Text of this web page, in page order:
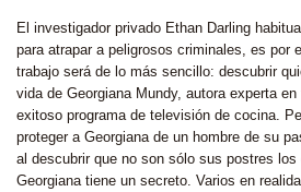
El investigador privado Ethan Darling
para atrapar a peligrosos criminales, es por
trabajo será de lo más sencillo: descubrir
vida de Georgiana Mundy, autora experta
exitoso programa de televisión de cocina.
proteger a Georgiana de un hombre de su
al descubrir que no son sólo sus postres los
Georgiana tiene un secreto. Varios en